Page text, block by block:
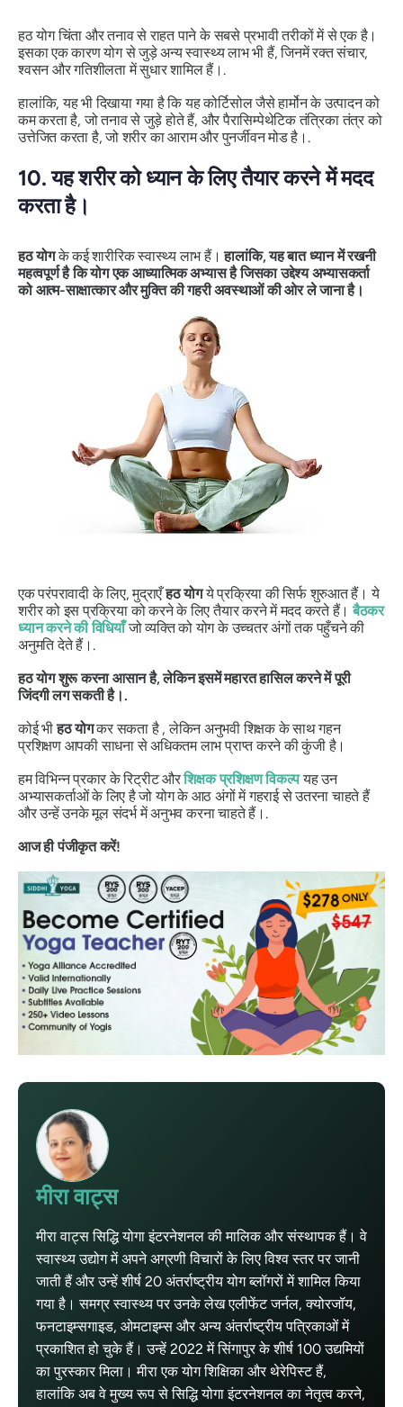
हठ योग चिंता और तनाव से राहत पाने के सबसे प्रभावी तरीकों में से एक है।
इसका एक कारण योग से जुड़े अन्य स्वास्थ्य लाभ भी हैं, जिनमें रक्त संचार,
श्वसन और गतिशीलता में सुधार शामिल हैं।.
हालांकि, यह भी दिखाया गया है कि यह कोर्टिसोल जैसे हार्मोन के उत्पादन को
कम करता है, जो तनाव से जुड़े होते हैं, और पैरासिम्पेथेटिक तंत्रिका तंत्र को
उत्तेजित करता है, जो शरीर का आराम और पुनर्जीवन मोड है।.
10.यह शरीर को ध्यान के लिए तैयार करने में मदद
करता है।
हठ योगके कई शारीरिक स्वास्थ्य लाभ हैं।हालांकि, यह बात ध्यान में रखनी
महत्वपूर्ण है कि योग एक आध्यात्मिक अभ्यास है जिसका उद्देश्य अभ्यासकर्ता
को आत्म-साक्षात्कार और मुक्ति की गहरी अवस्थाओं की ओर ले जाना है।
एक परंपरावादी के लिए, मुद्राएँहठ योगये प्रक्रिया की सिर्फ शुरुआत हैं। ये
शरीर को इस प्रक्रिया को करने के लिए तैयार करने में मदद करते हैं।बैठकर
ध्यान करने की विधियाँजो व्यक्ति को योग के उच्चतर अंगों तक पहुँचने की
अनुमति देते हैं।.
हठ योग शुरू करना आसान है, लेकिन इसमें महारत हासिल करने में पूरी
जिंदगी लग सकती है।.
कोई भीहठ योगकर सकता है , लेकिन अनुभवी शिक्षक के साथ गहन
प्रशिक्षण आपकी साधना से अधिकतम लाभ प्राप्त करने की कुंजी है।
हम विभिन्न प्रकार के रिट्रीट औरशिक्षक प्रशिक्षण विकल्पयह उन
अभ्यासकर्ताओं के लिए है जो योग के आठ अंगों में गहराई से उतरना चाहते हैं
और उन्हें उनके मूल संदर्भ में अनुभव करना चाहते हैं।.
आज ही पंजीकृत करें!
मीरा वाट्स
मीरा वाट्स सिद्धि योगा इंटरनेशनल की मालिक और संस्थापक हैं। वे
स्वास्थ्य उद्योग में अपने अग्रणी विचारों के लिए विश्व स्तर पर जानी
जाती हैं और उन्हें शीर्ष 20 अंतर्राष्ट्रीय योग ब्लॉगरों में शामिल किया
गया है। समग्र स्वास्थ्य पर उनके लेख एलीफेंट जर्नल, क्योरजॉय,
फनटाइम्सगाइड, ओमटाइम्स और अन्य अंतर्राष्ट्रीय पत्रिकाओं में
प्रकाशित हो चुके हैं। उन्हें 2022 में सिंगापुर के शीर्ष 100 उद्यमियों
का पुरस्कार मिला। मीरा एक योग शिक्षिका और थेरेपिस्ट हैं,
हालांकि अब वे मुख्य रूप से सिद्धि योगा इंटरनेशनल का नेतृत्व करने,